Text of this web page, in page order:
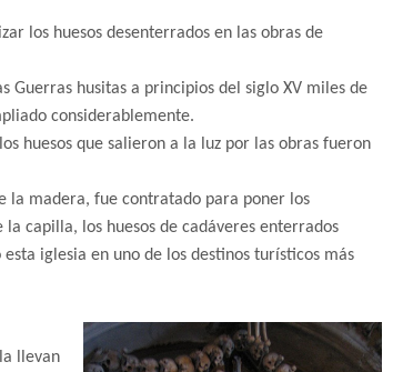
los huesos desenterrados en las obras de
Guerras husitas a principios del siglo XV miles de
considerablemente.
huesos que salieron a la luz por las obras fueron
la madera, fue contratado para poner los
capilla, los huesos de cadáveres enterrados
iglesia en uno de los destinos turísticos más
llevan